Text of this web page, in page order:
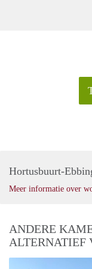
Hortusbuurt-
Meer informatie over
ANDERE
ALTERNATIEF